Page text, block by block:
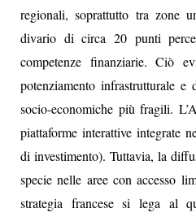
regionali, soprattutto tra zone
divario di circa 20 punti
competenze finanziarie. Ciò
potenziamento infrastrutturale
socio-economiche più fragili.
piattaforme interattive integrate
di investimento). Tuttavia, la
specie nelle aree con accesso
strategia francese si lega al